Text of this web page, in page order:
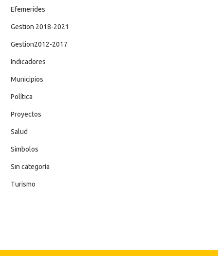
Efemerides
Gestion 2018-2021
Gestion2012-2017
Indicadores
Municipios
Política
Proyectos
Salud
Simbolos
Sin categoría
Turismo